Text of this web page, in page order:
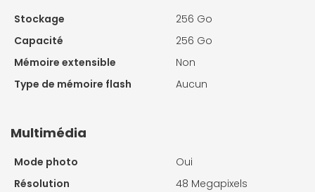
Stockage
256 Go
Capacité
256 Go
Mémoire extensible
Non
Type de mémoire flash
Aucun
Multimédia
Mode photo
Oui
Résolution
48 Megapixels